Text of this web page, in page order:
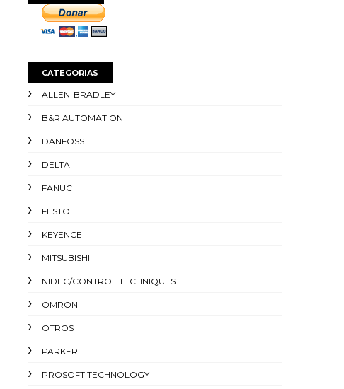
CATEGORIAS
ALLEN-BRADLEY
B&R AUTOMATION
DANFOSS
DELTA
FANUC
FESTO
KEYENCE
MITSUBISHI
NIDEC/CONTROL TECHNIQUES
OMRON
OTROS
PARKER
PROSOFT TECHNOLOGY